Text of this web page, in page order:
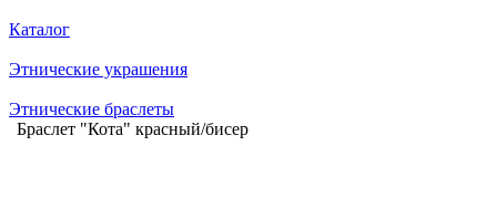
Каталог
Этнические украшения
Этнические браслеты
Браслет "Кота" красный/бисер